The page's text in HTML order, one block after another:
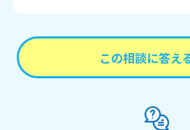
この相談に答え